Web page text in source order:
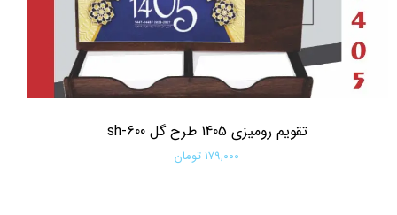
تقویم رومیزی 1405 طرح گل sh-600
۱۷۹,۰۰۰ تومان